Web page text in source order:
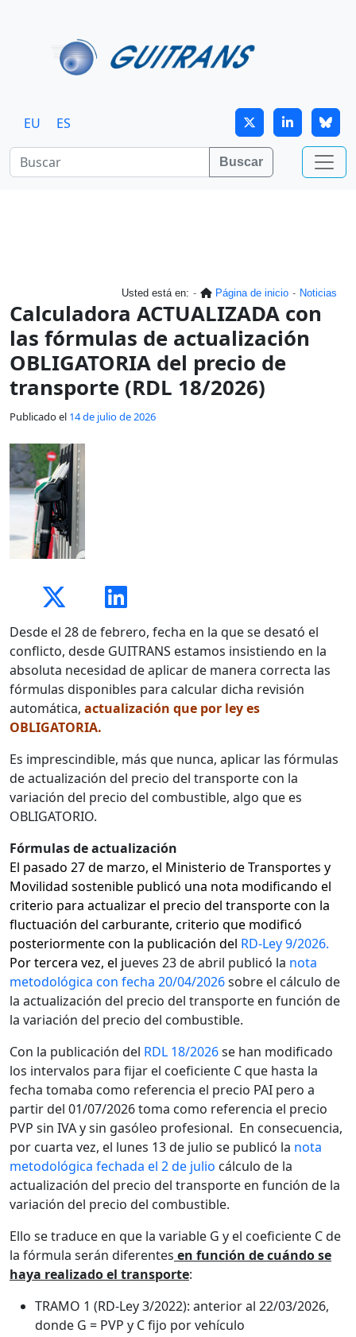
EU ES
Buscar
Usted está en: Página de inicio Noticias
Calculadora ACTUALIZADA con
las fórmulas de actualización
OBLIGATORIA del precio de
transporte (RDL 18/2026)
Publicado el 14 de julio de 2026
Desde el 28 de febrero, fecha en la que se desató el
conflicto, desde GUITRANS estamos insistiendo en la
absoluta necesidad de aplicar de manera correcta las
fórmulas disponibles para calcular dicha revisión
automática, actualización que por ley es
OBLIGATORIA.
Es imprescindible, más que nunca, aplicar las fórmulas
de actualización del precio del transporte con la
variación del precio del combustible, algo que es
OBLIGATORIO.
Fórmulas de actualización
El pasado 27 de marzo, el Ministerio de Transportes y
Movilidad sostenible publicó una nota modificando el
criterio para actualizar el precio del transporte con la
fluctuación del carburante, criterio que modificó
posteriormente con la publicación del RD-Ley 9/2026.
Por tercera vez, el jueves 23 de abril publicó la nota
metodológica con fecha 20/04/2026sobre el cálculo de
la actualización del precio del transporte en función de
la variación del precio del combustible.
Con la publicación del RDL 18/2026se han modificado
los intervalos para fijar el coeficiente C que hasta la
fecha tomaba como referencia el precio PAI pero a
partir del 01/07/2026 toma como referencia el precio
PVP sin IVA y sin gasóleo profesional. En consecuencia,
por cuarta vez, el lunes 13 de julio se publicó la nota
metodológica fechada el 2 de julio cálculo de la
actualización del precio del transporte en función de la
variación del precio del combustible.
Ello se traduce en que la variable G y el coeficiente C de
la fórmula serán diferentes en función de cuándo se
haya realizado el transporte:
TRAMO 1 (RD-Ley 3/2022): anterior al 22/03/2026,
donde G = PVP y C fijo por vehículo